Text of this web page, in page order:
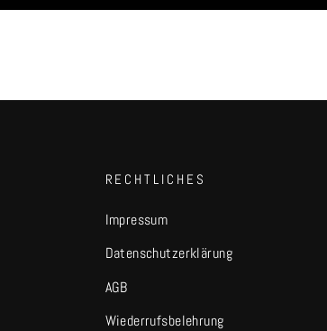
RECHTLICHES
Impressum
Datenschutzerklärung
AGB
Wiederrufsbelehrung